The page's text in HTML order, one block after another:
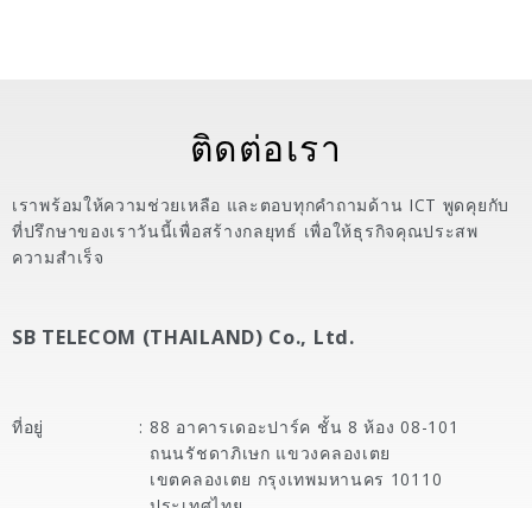
ติดต่อเรา
เราพร้อมให้ความช่วยเหลือ และตอบทุกคำถามด้าน ICT พูดคุยกับ
ที่ปรึกษาของเราวันนี้เพื่อสร้างกลยุทธ์ เพื่อให้ธุรกิจคุณประสพ
ความสำเร็จ
SB TELECOM (THAILAND) Co., Ltd.
ที่อยู่ : 88 อาคารเดอะปาร์ค ชั้น 8 ห้อง 08-101
ถนนรัชดาภิเษก แขวงคลองเตย
เขตคลองเตย กรุงเทพมหานคร 10110